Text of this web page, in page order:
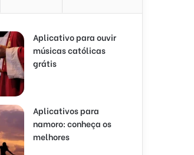
Aplicativo para ouvir
músicas católicas
grátis
Aplicativos para
namoro: conheça os
melhores